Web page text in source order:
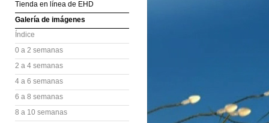
Tienda en línea de EHD
Galería de imágenes
Índice
0 a 2 semanas
2 a 4 semanas
4 a 6 semanas
6 a 8 semanas
8 a 10 semanas